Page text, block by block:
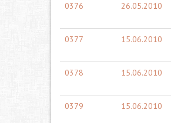
0376 26.05.2010
0377 15.06.2010
0378 15.06.2010
0379 15.06.2010